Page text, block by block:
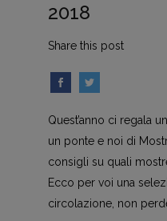
2018
Share this post
Quest’anno ci regala
un ponte e noi di
consigli su quali
Ecco per voi una
circolazione, non